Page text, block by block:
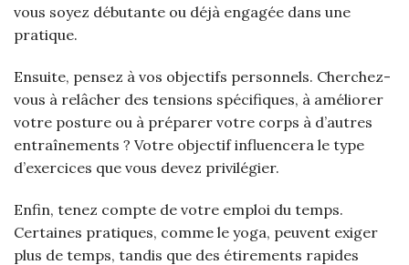
vous soyez débutante ou déjà engagée dans une
pratique.
Ensuite, pensez à vos objectifs personnels. Cherchez-
vous à relâcher des tensions spécifiques, à améliorer
votre posture ou à préparer votre corps à d’autres
entraînements ? Votre objectif influencera le type
d’exercices que vous devez privilégier.
Enfin, tenez compte de votre emploi du temps.
Certaines pratiques, comme le yoga, peuvent exiger
plus de temps, tandis que des étirements rapides